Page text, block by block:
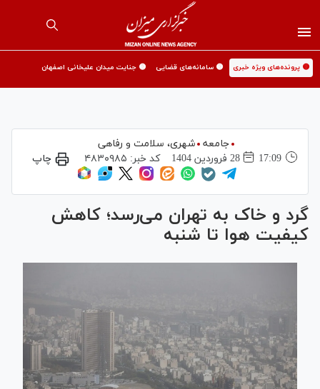
🟡 پرونده‌های ویژه خبری 🟡 سامانه‌های قضایی 🟡 جنایت میدان علیخانی اصفهان
جامعه
شهری،‌ سلامت و رفاهی
17:09
28 فروردين 1404 کد خبر: ۴۸۳۰۹۸۵ چاپ
گرد و خاک به تهران می‌رسد؛ کاهش
کیفیت هوا تا شنبه